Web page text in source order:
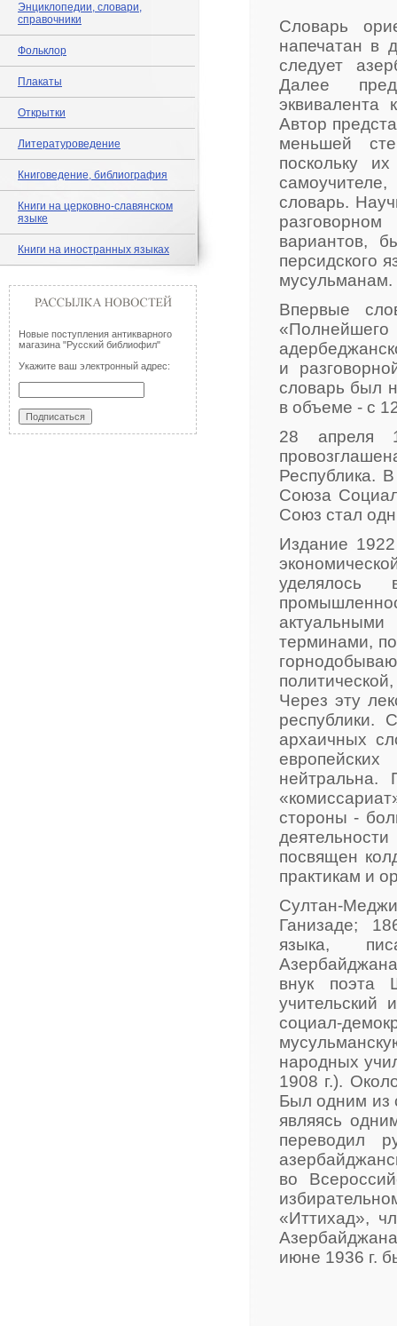
Энциклопедии, словари,
справочники
Фольклор
Плакаты
Открытки
Литературоведение
Книговедение, библиография
Книги на церковно-славянском
языке
Книги на иностранных языках
Новые поступления антикварного
магазина "Русский библиофил"
Укажите ваш электронный адрес:
Словарь
напечатан в
следует
Далее
Автор
меньшей
поскольку
словарь.
вариантов,
персидского
мусульманам.
Впервые
и
словарь был
в объеме - с
28 апреля
Республика.
Союза
Союз стал
Издание
уделялось
терминами,
Через эту
республики.
архаичных
нейтральна.
стороны -
посвящен
практикам и
Султан-
Ганизаде;
языка,
внук поэта
учительский
социал-
народных
1908 г.).
Был одним из
являясь
переводил
во
«Иттихад»,
июне 1936 г.